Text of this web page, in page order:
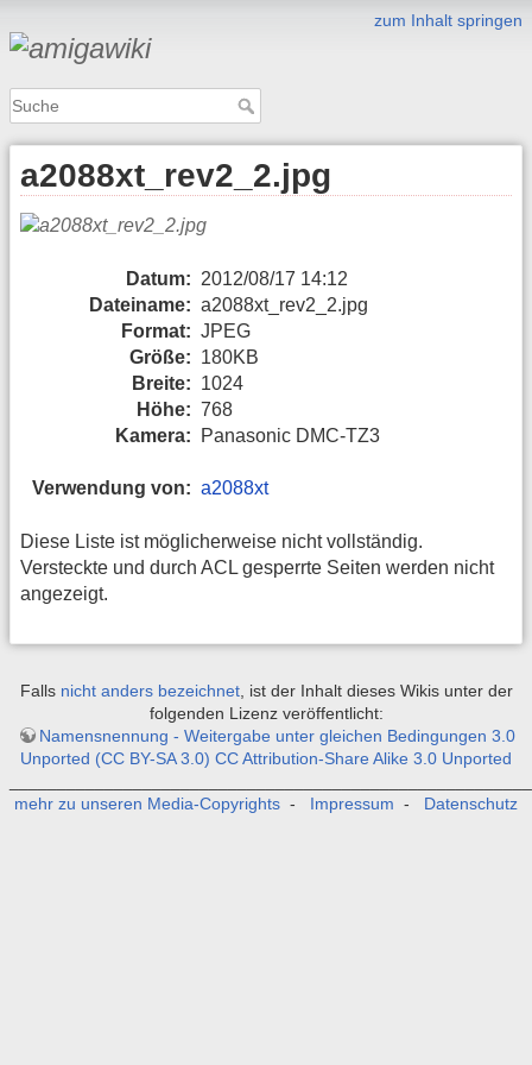
zum Inhalt springen
a2088xt_rev2_2.jpg
Datum: 2012/08/17 14:12
Dateiname: a2088xt_rev2_2.jpg
Format: JPEG
Größe: 180KB
Breite: 1024
Höhe: 768
Kamera:
Panasonic DMC-TZ3
Verwendung von: a2088xt
Diese Liste ist möglicherweise nicht vollständig.
Versteckte und durch ACL gesperrte Seiten werden nicht
angezeigt.
Falls nicht anders bezeichnet, ist der Inhalt dieses Wikis unter der
folgenden Lizenz veröffentlicht:
Namensnennung - Weitergabe unter gleichen Bedingungen 3.0
Unported (CC BY-SA 3.0) CC Attribution-Share Alike 3.0 Unported
mehr zu unseren Media-Copyrights - Impressum - Datenschutz